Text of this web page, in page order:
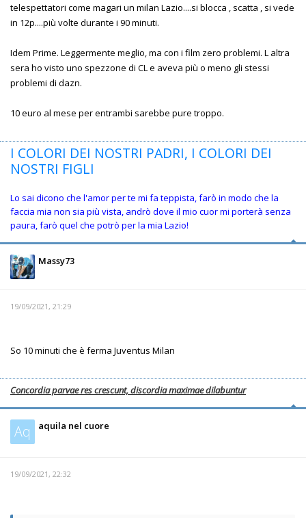
telespettatori come magari un milan Lazio....si blocca , scatta , si vede
in 12p....più volte durante i 90 minuti.
Idem Prime. Leggermente meglio, ma con i film zero problemi. L altra
sera ho visto uno spezzone di CL e aveva più o meno gli stessi
problemi di dazn.
10 euro al mese per entrambi sarebbe pure troppo.
I COLORI DEI NOSTRI PADRI, I COLORI DEI
NOSTRI FIGLI
Lo sai dicono che l'amor per te mi fa teppista, farò in modo che la
faccia mia non sia più vista, andrò dove il mio cuor mi porterà senza
paura, farò quel che potrò per la mia Lazio!
Massy73
19/09/2021, 21:29
So 10 minuti che è ferma Juventus Milan
Concordia parvae res crescunt, discordia maximae dilabuntur
Aq aquila nel cuore
19/09/2021, 22:32